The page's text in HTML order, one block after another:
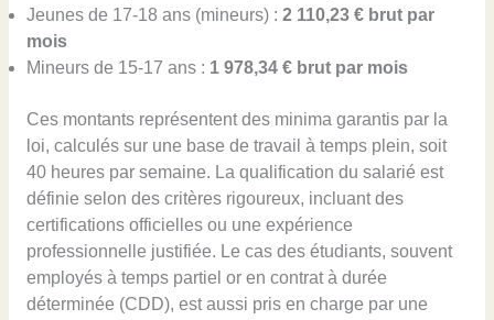
Jeunes de 17-18 ans (mineurs) : 2 110,23 € brut par
mois
Mineurs de 15-17 ans : 1 978,34 € brut par mois
Ces montants représentent des minima garantis par la
loi, calculés sur une base de travail à temps plein, soit
40 heures par semaine. La qualification du salarié est
définie selon des critères rigoureux, incluant des
certifications officielles ou une expérience
professionnelle justifiée. Le cas des étudiants, souvent
employés à temps partiel or en contrat à durée
déterminée (CDD), est aussi pris en charge par une